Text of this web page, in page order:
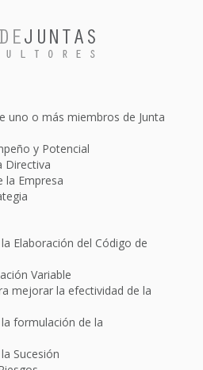
uno o más miembros de Junta
y Potencial
Directiva
la Empresa
Elaboración del Código de
Variable
mejorar la efectividad de la
formulación de la
Sucesión